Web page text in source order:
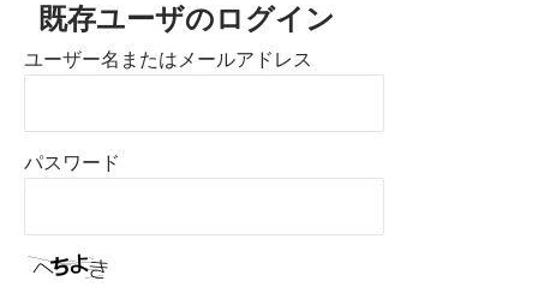
既存ユーザのログイン
ユーザー名またはメールアドレス
パスワード